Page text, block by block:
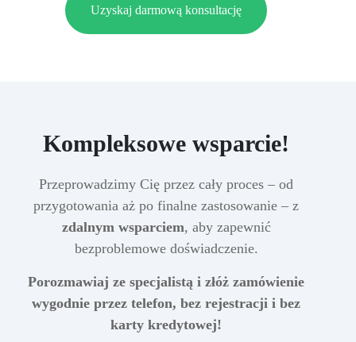
Uzyskaj darmową konsultację
Kompleksowe wsparcie!
Przeprowadzimy Cię przez cały proces – od
przygotowania aż po finalne zastosowanie – z
zdalnym wsparciem, aby zapewnić
bezproblemowe doświadczenie.
Porozmawiaj ze specjalistą i złóż zamówienie
wygodnie przez telefon, bez rejestracji i bez
karty kredytowej!